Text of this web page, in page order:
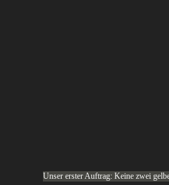
Unser erster Auftrag: Keine zwei